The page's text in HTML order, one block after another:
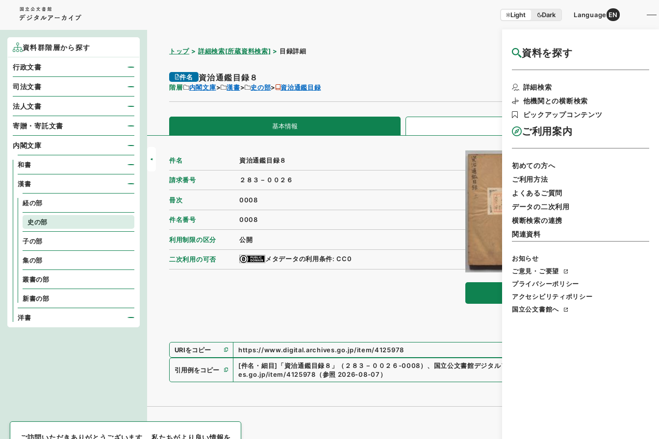
Light Dark Language EN
資料を探す
詳細検索
他機関との横断検索
ピックアップコンテンツ
ご利用案内
初めての方へ
ご利用方法
よくあるご質問
データの二次利用
横断検索の連携
関連資料
お知らせ
ご意見・ご要望
プライバシーポリシー
アクセシビリティポリシー
国立公文書館へ
トップ 詳細検索[所蔵資料検索] 目録詳細 国立公文書館HP利用案内
件名 資治通鑑目録８
階層 内閣文庫 漢書 史の部 資治通鑑目録
基本情報 全ての情報
閲覧
件名 資治通鑑目録８
請求番号 ２８３－００２６
冊次 0008
件名番号 0008
利用制限の区分 公開
二次利用の可否 メタデータの利用条件: CC0
URIをコピー https://www.digital.archives.go.jp/item/4125978
引用例をコピー
[件名・細目] 「資治通鑑目録８ 」 （ ２８３－００２６-0008） 、 国立公文書館デジタルアーカイブ
es.go.jp/item/4125978 （参照 2026-08-07 ）
資料群階層から探す
行政文書
司法文書
法人文書
寄贈・寄託文書
内閣文庫
和書
漢書
経の部
史の部
子の部
集の部
叢書の部
新書の部
洋書
ご訪問いただきありがとうございます。私たちがより良い情報を